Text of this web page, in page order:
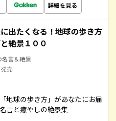
詳細を見る
出たくなる！地球の歩き方
絶景１００
名言＆絶景
売
地球の歩き方」があなたにお届
言と癒やしの絶景集